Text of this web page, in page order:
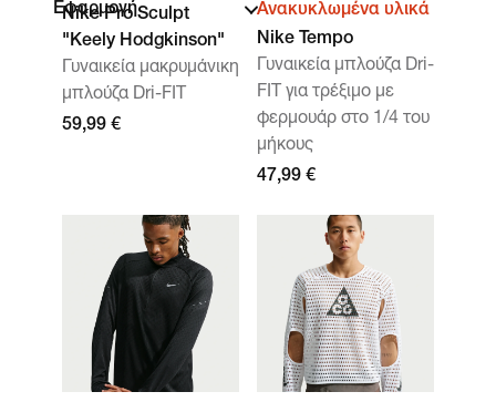
Εφαρμογή
Nike Pro Sculpt
"Keely Hodgkinson"
Γυναικεία μακρυμάνικη
μπλούζα Dri-FIT
59,99 €
Ανακυκλωμένα υλικά
Nike Tempo
Γυναικεία μπλούζα Dri-
FIT για τρέξιμο με
φερμουάρ στο 1/4 του
μήκους
47,99 €